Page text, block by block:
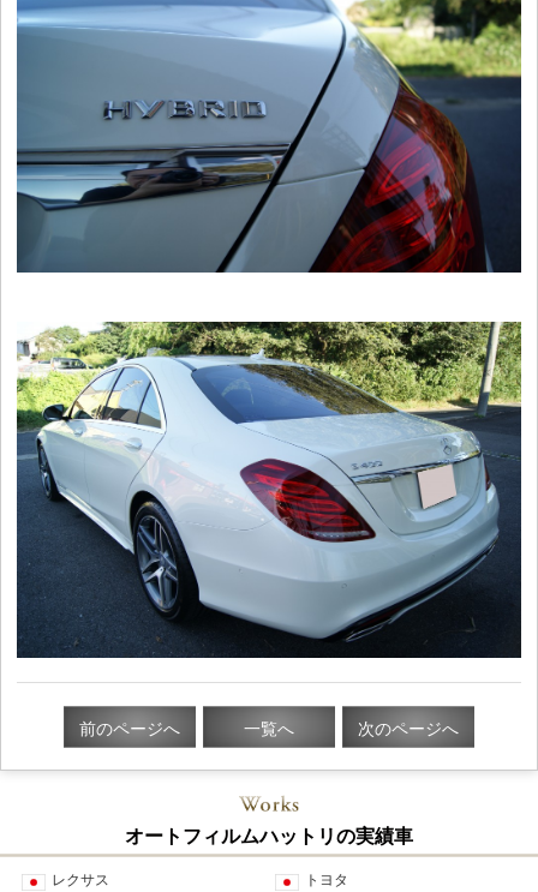
前のページへ 一覧へ 次のページへ
オートフィルムハットリの実績車
レクサス
トヨタ